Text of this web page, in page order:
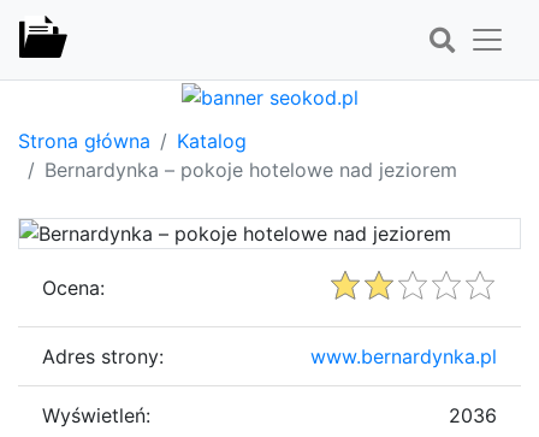
Strona główna
Katalog
Bernardynka – pokoje hotelowe nad jeziorem
Ocena:
Adres strony: www.bernardynka.pl
Wyświetleń: 2036